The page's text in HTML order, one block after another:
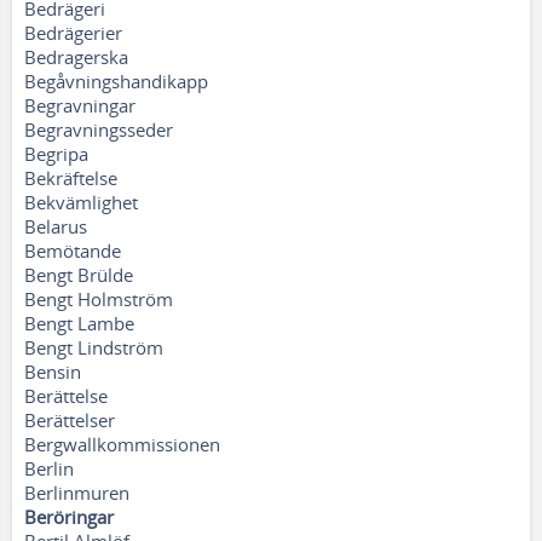
Bedrägeri
Bedrägerier
Bedragerska
Begåvningshandikapp
Begravningar
Begravningsseder
Begripa
Bekräftelse
Bekvämlighet
Belarus
Bemötande
Bengt Brülde
Bengt Holmström
Bengt Lambe
Bengt Lindström
Bensin
Berättelse
Berättelser
Bergwallkommissionen
Berlin
Berlinmuren
Beröringar